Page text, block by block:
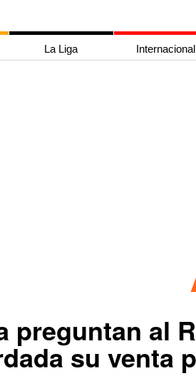
La Liga Internacional
preguntan al
su venta